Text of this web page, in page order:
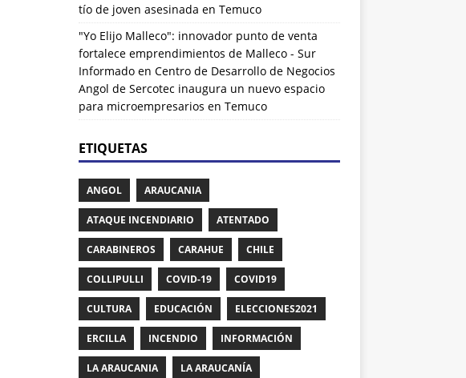
tío de joven asesinada en Temuco
"Yo Elijo Malleco": innovador punto de venta
fortalece emprendimientos de Malleco - Sur
Informadoen Centro de Desarrollo de Negocios
Angol de Sercotec inaugura un nuevo espacio
para microempresarios en Temuco
ETIQUETAS
ANGOL ARAUCANIA
ATAQUE INCENDIARIO ATENTADO
CARABINEROS CARAHUE CHILE
COLLIPULLI COVID-19 COVID19
CULTURA EDUCACIÓN ELECCIONES2021
ERCILLA INCENDIO INFORMACIÓN
LA ARAUCANIA LA ARAUCANÍA